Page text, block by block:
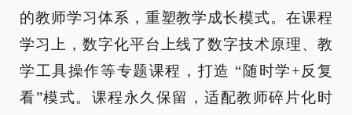
的教师学习体系，重塑教学成长模式。在课程
学习上，数字化平台上线了数字技术原理、教
学工具操作等专题课程，打造 “随时学+反复
看”模式。课程永久保留，适配教师碎片化时